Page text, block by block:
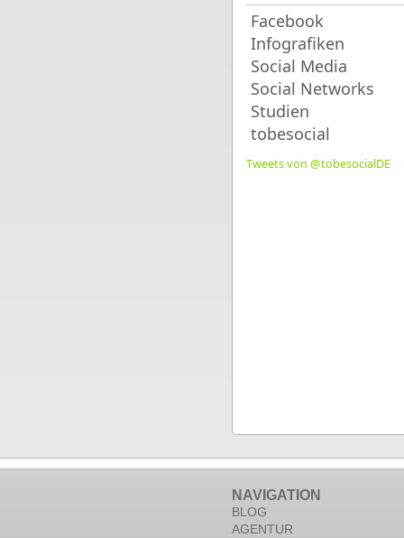
Facebook
Infografiken
Social Media
Social Networks
Studien
tobesocial
Tweets von @tobesocialDE
NAVIGATION
BLOG
AGENTUR